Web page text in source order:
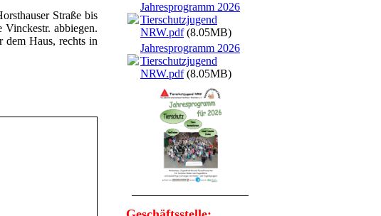
Straße bis
Vinckestr. abbiegen.
dem Haus, rechts in
Jahresprogramm 2026
Tierschutzjugend
NRW.pdf(8.05MB)
Jahresprogramm 2026
Tierschutzjugend
NRW.pdf(8.05MB)